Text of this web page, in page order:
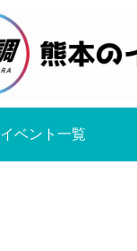
イベント一覧